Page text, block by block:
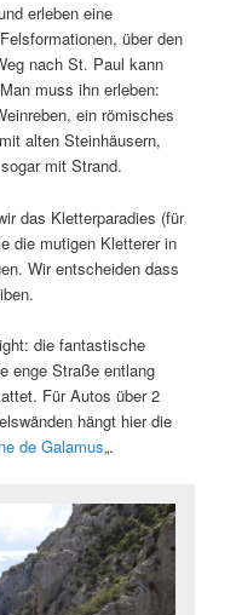
erleben eine
über den
nach St. Paul kann
muss ihn erleben:
ein römisches
alten Steinhäusern,
mit Strand.
das Kletterparadies (für
die mutigen Kletterer in
Wir entscheiden dass
die fantastische
enge Straße entlang
Für Autos über 2
hängt hier die
de Galamus„.